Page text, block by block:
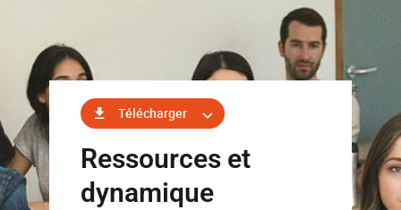
Télécharger
Ressources et
dynamique